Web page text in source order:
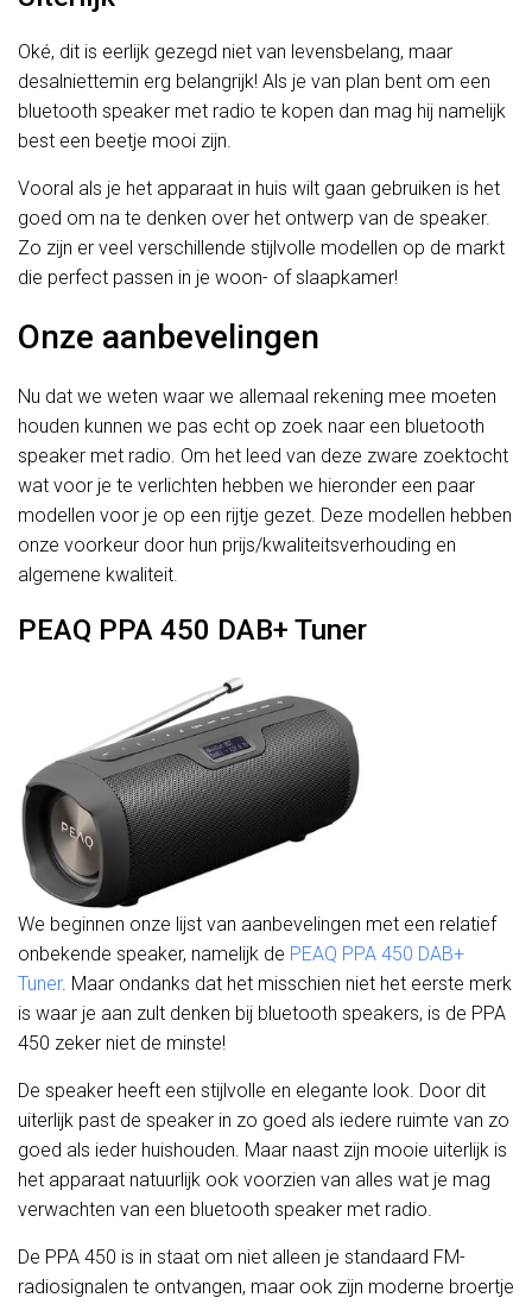
Oké, dit is eerlijk gezegd niet van levensbelang, maar
desalniettemin erg belangrijk! Als je van plan bent om een
bluetooth speaker met radio te kopen dan mag hij namelijk
best een beetje mooi zijn.
Vooral als je het apparaat in huis wilt gaan gebruiken is het
goed om na te denken over het ontwerp van de speaker.
Zo zijn er veel verschillende stijlvolle modellen op de markt
die perfect passen in je woon- of slaapkamer!
Onze aanbevelingen
Nu dat we weten waar we allemaal rekening mee moeten
houden kunnen we pas echt op zoek naar een bluetooth
speaker met radio. Om het leed van deze zware zoektocht
wat voor je te verlichten hebben we hieronder een paar
modellen voor je op een rijtje gezet. Deze modellen hebben
onze voorkeur door hun prijs/kwaliteitsverhouding en
algemene kwaliteit.
PEAQ PPA 450 DAB+ Tuner
We beginnen onze lijst van aanbevelingen met een relatief
onbekende speaker, namelijk de PEAQ PPA 450 DAB+
Tuner. Maar ondanks dat het misschien niet het eerste merk
is waar je aan zult denken bij bluetooth speakers, is de PPA
450 zeker niet de minste!
De speaker heeft een stijlvolle en elegante look. Door dit
uiterlijk past de speaker in zo goed als iedere ruimte van zo
goed als ieder huishouden. Maar naast zijn mooie uiterlijk is
het apparaat natuurlijk ook voorzien van alles wat je mag
verwachten van een bluetooth speaker met radio.
De PPA 450 is in staat om niet alleen je standaard FM-
radiosignalen te ontvangen, maar ook zijn moderne broertje